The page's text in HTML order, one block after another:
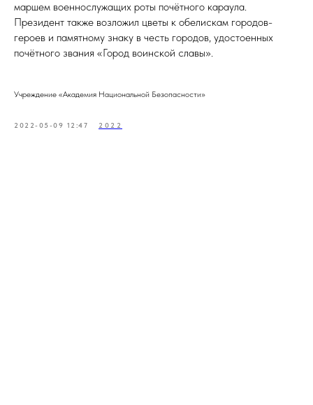
маршем военнослужащих роты почётного караула.
Президент также возложил цветы к обелискам городов-
героев и памятному знаку в честь городов, удостоенных
почётного звания «Город воинской славы».
Учреждение «Академия Национальной Безопасности»
2022-05-09 12:47 2022